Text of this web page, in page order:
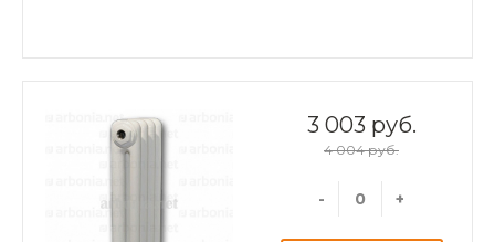
3 003 руб.
4 004 руб.
- +